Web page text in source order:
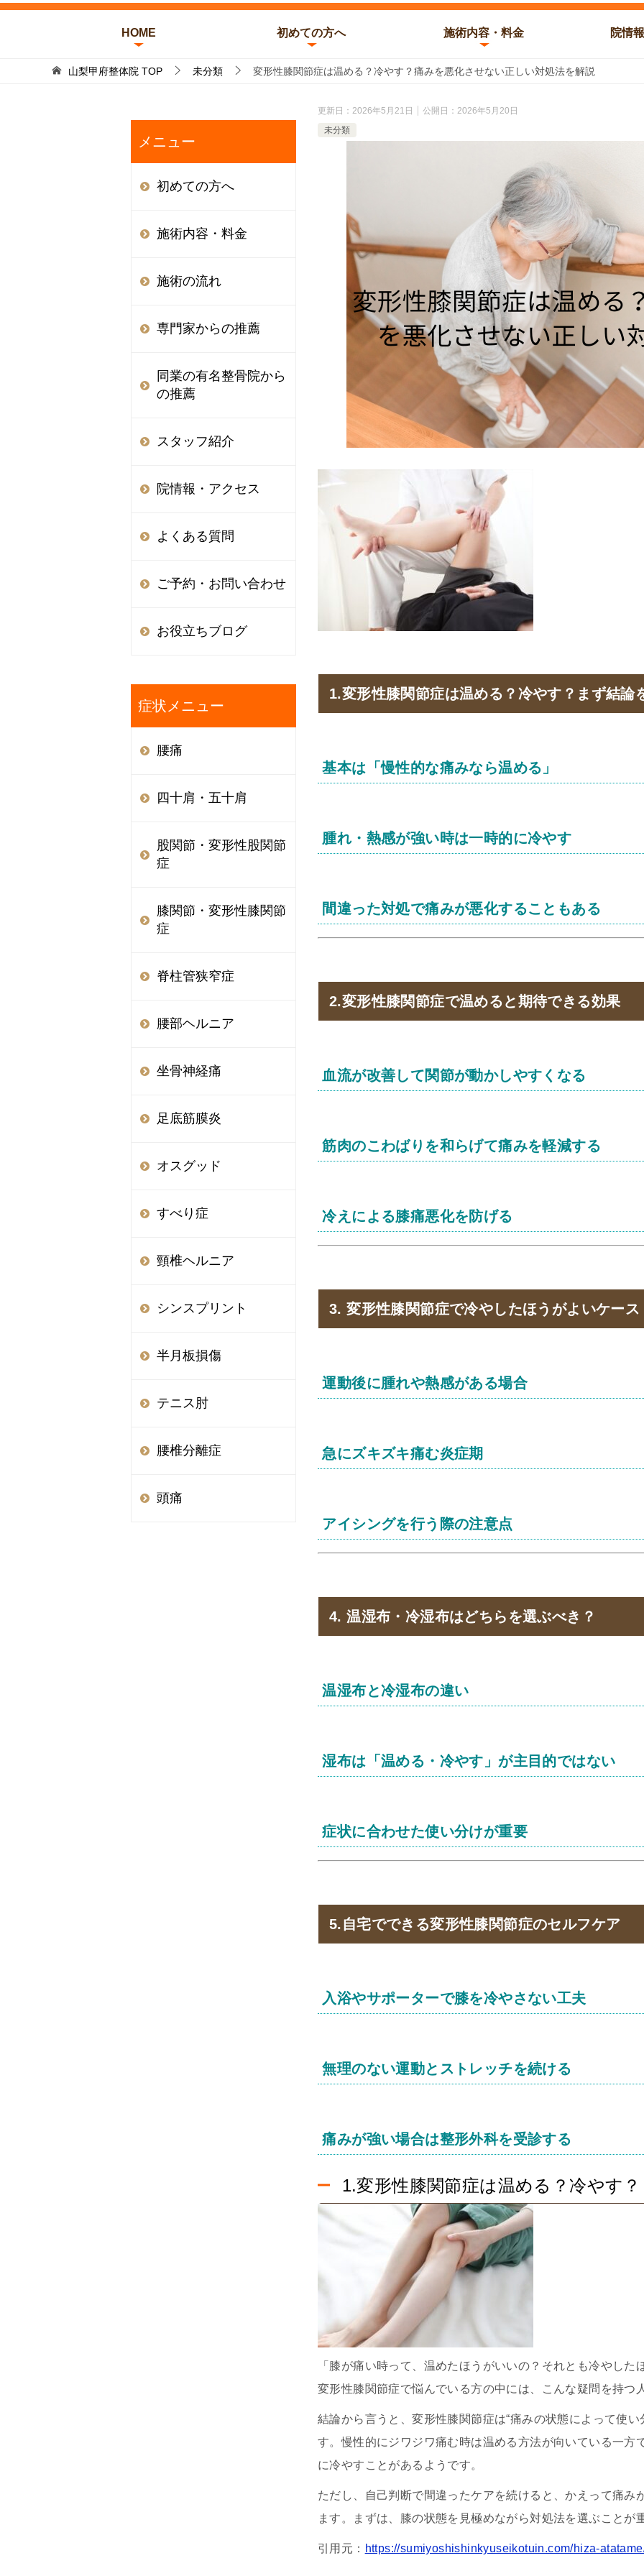
HOME 初めての方へ 施術内容・料金 院情
山梨甲府整体院 TOP 未分類 変形性膝関節症は温める？冷やす？痛みを悪化させない正しい対処法を解説
更新日： 2026年5月21日 公開日： 2026年5月20日
未分類
1.変形性膝関節症は温める？冷やす？まず結論
基本は「慢性的な痛みなら温める」
腫れ・熱感が強い時は一時的に冷やす
間違った対処で痛みが悪化することもある
2.変形性膝関節症で温めると期待できる効果
血流が改善して関節が動かしやすくなる
筋肉のこわばりを和らげて痛みを軽減する
冷えによる膝痛悪化を防げる
3. 変形性膝関節症で冷やしたほうがよいケース
運動後に腫れや熱感がある場合
急にズキズキ痛む炎症期
アイシングを行う際の注意点
4. 温湿布・冷湿布はどちらを選ぶべき？
温湿布と冷湿布の違い
湿布は「温める・冷やす」が主目的ではない
症状に合わせた使い分けが重要
5.自宅でできる変形性膝関節症のセルフケア
入浴やサポーターで膝を冷やさない工夫
無理のない運動とストレッチを続ける
痛みが強い場合は整形外科を受診する
1.変形性膝関節症は温める？冷やす
「膝が痛い時って、温めたほうがいいの？それとも冷やした
変形性膝関節症で悩んでいる方の中には、こんな疑問を持つ
結論から言うと、変形性膝関節症は“痛みの状態によって使
す。慢性的にジワジワ痛む時は温める方法が向いている一方
に冷やすことがあるようです。
ただし、自己判断で間違ったケアを続けると、かえって痛み
ます。まずは、膝の状態を見極めながら対処法を選ぶことが
引用元： https://sumiyoshishinkyuseikotuin.com/hiza-
メニュー
初めての方へ
施術内容・料金
施術の流れ
専門家からの推薦
同業の有名整骨院から
の推薦
スタッフ紹介
院情報・アクセス
よくある質問
ご予約・お問い合わせ
お役立ちブログ
症状メニュー
腰痛
四十肩・五十肩
股関節・変形性股関節
症
膝関節・変形性膝関節
症
脊柱管狭窄症
腰部ヘルニア
坐骨神経痛
足底筋膜炎
オスグッド
すべり症
頸椎ヘルニア
シンスプリント
半月板損傷
テニス肘
腰椎分離症
頭痛